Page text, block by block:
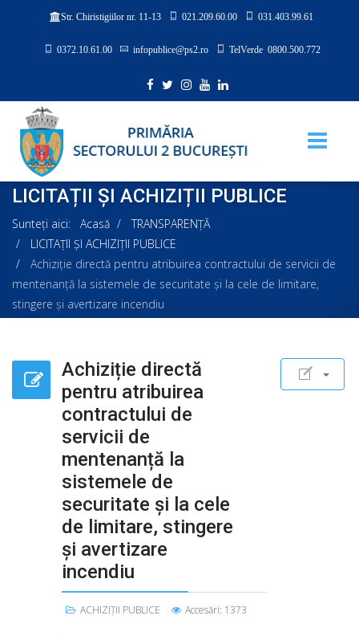
Str. Chiristigiilor nr. 11-13 021.209.60.00 031.403.99.61
0372.10.61.00 infopublice@ps2.ro TelVerde 0800.500.772
LICITAȚII ȘI ACHIZIȚII PUBLICE
Sunteți aici: Acasă
TRANSPARENȚĂ
LICITAȚII ȘI ACHIZIȚII PUBLICE
Achiziție directă pentru atribuirea contractului de servicii de
mentenanță la sistemele de securitate și la cele de limitare,
stingere și avertizare incendiu
Achiziție directă
pentru atribuirea
contractului de
servicii de
mentenanță la
sistemele de
securitate și la cele
de limitare, stingere
și avertizare
incendiu
ACHIZIȚII PUBLICE Accesări: 1373